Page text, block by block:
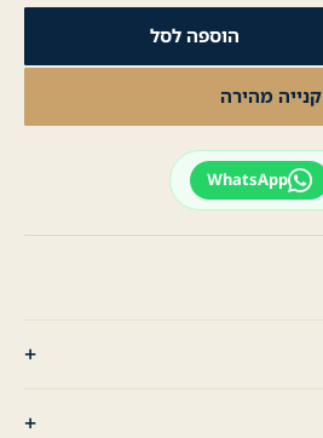
הוספה לסל
קנייה מהירה
WhatsApp